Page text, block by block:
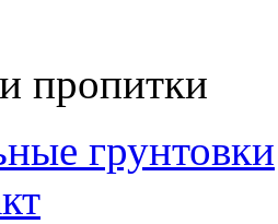
пропитки
грунтовки